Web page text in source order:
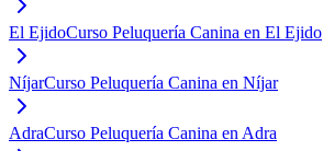
El EjidoCurso Peluquería Canina en El Ejido
NíjarCurso Peluquería Canina en Níjar
AdraCurso Peluquería Canina en Adra